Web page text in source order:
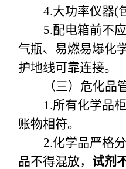
4.大功率仪器(
5.配电箱前不
气瓶、易燃易爆化
护地线可靠连接。
（三）危化品
1.所有化学品
账物相符。
2.化学品严格
品不得混放， 试剂